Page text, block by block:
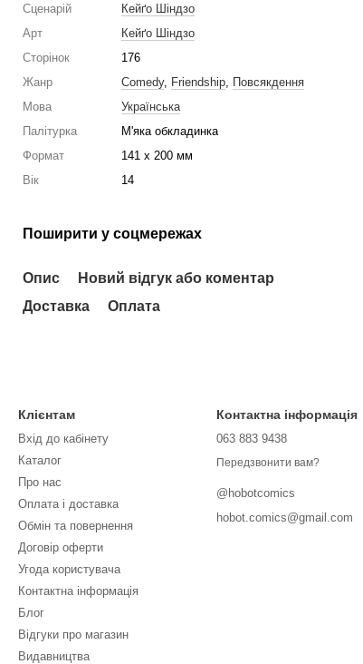
Сценарій
Кейґо Шіндзо
Арт
Кейґо Шіндзо
Сторінок
176
Жанр
Comedy, Friendship, Повсякдення
Мова
Українська
Палітурка
М'яка обкладинка
Формат
141 x 200 мм
Вік
14
Поширити у соцмережах
Опис
Новий відгук або коментар
Доставка
Оплата
Клієнтам
Вхід до кабінету
Каталог
Про нас
Оплата і доставка
Обмін та повернення
Договір оферти
Угода користувача
Контактна інформація
Блог
Відгуки про магазин
Видавництва
Контактна інформація
063 883 9438
Передзвонити вам?
@hobotcomics
hobot.comics@gmail.com